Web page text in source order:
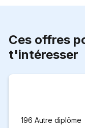
Ces offres
t'intéresser
196 Autre diplôme